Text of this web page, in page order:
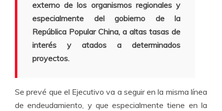
externo de los organismos regionales y
especialmente del gobierno de la
República Popular China, a altas tasas de
interés y atados a determinados
proyectos.
Se prevé que el Ejecutivo va a seguir en la misma línea
de endeudamiento, y que especialmente tiene en la